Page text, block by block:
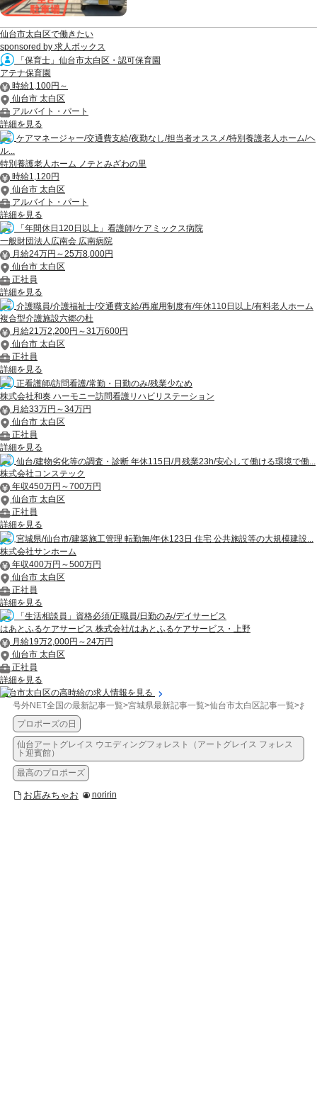
仙台市太白区で働きたい
sponsored by 求人ボックス
「保育士」仙台市太白区・認可保育園
アテナ保育園
時給1,100円～
仙台市 太白区
アルバイト・パート
詳細を見る
ケアマネージャー/交通費支給/夜勤なし/担当者オススメ/特別養護老人ホーム/ヘ
ル...
特別養護老人ホーム ノテとみざわの里
時給1,120円
仙台市 太白区
アルバイト・パート
詳細を見る
「年間休日120日以上」看護師/ケアミックス病院
一般財団法人広南会 広南病院
月給24万円～25万8,000円
仙台市 太白区
正社員
詳細を見る
介護職員/介護福祉士/交通費支給/再雇用制度有/年休110日以上/有料老人ホーム
複合型介護施設六郷の杜
月給21万2,200円～31万600円
仙台市 太白区
正社員
詳細を見る
正看護師/訪問看護/常勤・日勤のみ/残業少なめ
株式会社和奏 ハーモニー訪問看護リハビリステーション
月給33万円～34万円
仙台市 太白区
正社員
詳細を見る
仙台/建物劣化等の調査・診断 年休115日/月残業23h/安心して働ける環境で働...
株式会社コンステック
年収450万円～700万円
仙台市 太白区
正社員
詳細を見る
宮城県/仙台市/建築施工管理 転勤無/年休123日 住宅 公共施設等の大規模建設...
株式会社サンホーム
年収400万円～500万円
仙台市 太白区
正社員
詳細を見る
「生活相談員」資格必須/正職員/日勤のみ/デイサービス
はあとふるケアサービス 株式会社/はあとふるケアサービス・上野
月給19万2,000円～24万円
仙台市 太白区
正社員
詳細を見る
仙台市太白区の高時給の求人情報を見る
号外NET全国の最新記事一覧>宮城県最新記事一覧>仙台市太白区記事一覧>お
プロポーズの日
仙台アートグレイス ウエディングフォレスト（アートグレイス フォレス
ト迎賓館）
最高のプロポーズ
お店みちゃお noririn